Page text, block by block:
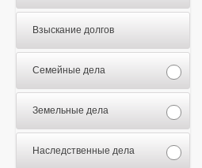
Взыскание долгов
Семейные дела
Земельные дела
Наследственные дела